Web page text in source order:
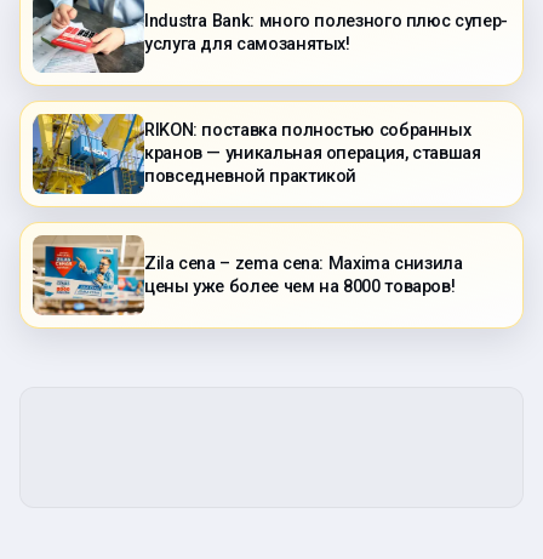
Industra Bank: много полезного плюс супер-
услуга для самозанятых!
RIKON: поставка полностью собранных
кранов — уникальная операция, ставшая
повседневной практикой
Zila cena – zema cena: Maxima снизила
цены уже более чем на 8000 товаров!